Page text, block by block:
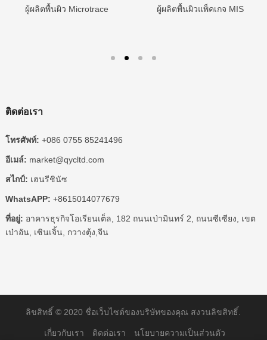
ผู้ผลิตพื้นผิว Microtrace ผู้ผลิตพื้นผิวแพ็คเกจ MIS
ติดต่อเรา
โทรศัพท์: +086 0755 85241496
อีเมล์: market@qycltd.com
สไกป์: เฮนรีชินัซ
WhatsAPP: +8615014077679
ที่อยู่: อาคารธุรกิจโอเรียนเต็ล, 182 ถนนเป่ามินทร์ 2, ถนนซีเซียง, เขต
เป่าอัน, เซินเจิ้น, กวางตุ้ง,จีน
ลิขสิทธิ์ © 2020 ชื่อเว็บไซต์ของบริษัทของคุณ สงวนลิขสิทธิ์.
เกี่ยวกับเรา ติดต่อเรา นโยบายความเป็นส่วนตัว